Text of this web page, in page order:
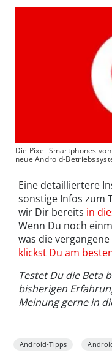
Die Pixel-Smartphones
neue Android-
Eine detailliertere
sonstige Infos zum
wir Dir bereits in
Wenn Du noch
was die
klickst Du am
Testet Du die Beta
bisherigen
Meinung gerne in
Android-Tipps